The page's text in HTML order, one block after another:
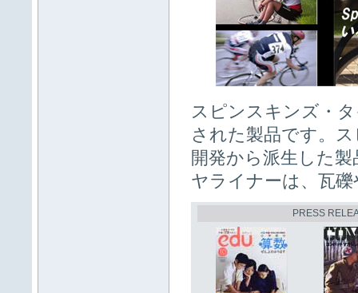
スピンスキンズ・
された製品です。
開発から派生した
ヤライナーは、瓦
PRESS